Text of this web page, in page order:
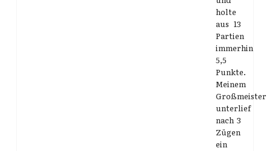
holte
aus 13
Partien
immerhin
5,5
Punkte.
Meinem
Großmeister
unterlief
nach 3
Zügen
ein